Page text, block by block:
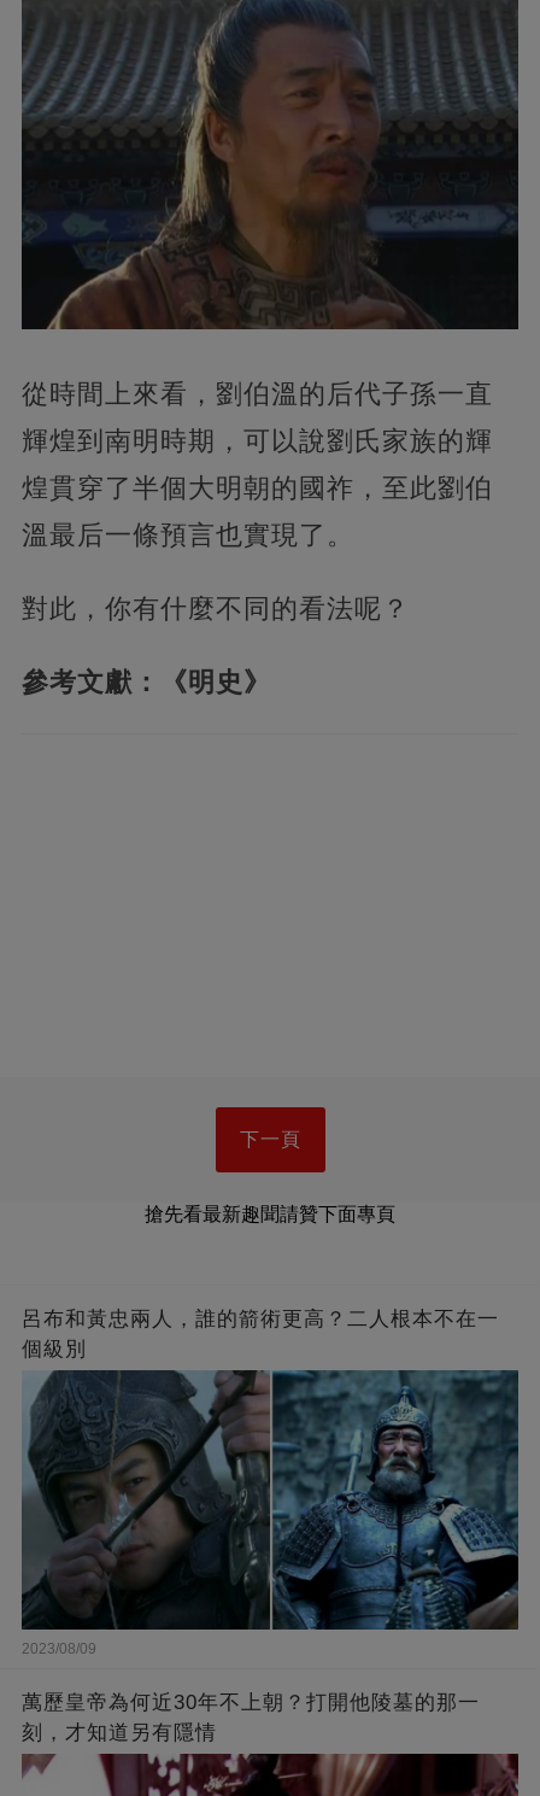
從時間上來看，劉伯溫的后代子孫一直
輝煌到南明時期，可以說劉氏家族的輝
煌貫穿了半個大明朝的國祚，至此劉伯
溫最后一條預言也實現了。
對此，你有什麼不同的看法呢？
參考文獻：《明史》
下一頁
搶先看最新趣聞請贊下面專頁
呂布和黃忠兩人，誰的箭術更高？二人根本不在一
個級別
2023/08/09
萬歷皇帝為何近30年不上朝？打開他陵墓的那一
刻，才知道另有隱情